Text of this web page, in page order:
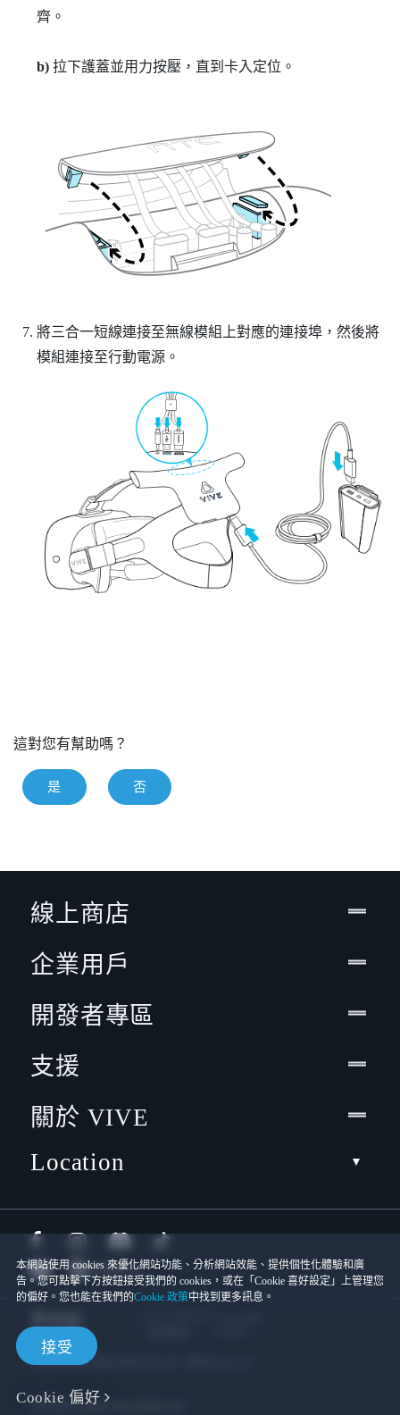
齊。
b)拉下護蓋並用力按壓，直到卡入定位。
將三合一短線連接至無線模組上對應的連接埠，然後將
模組連接至行動電源。
這對您有幫助嗎？
是 否
本網站使用 cookies 來優化網站功能、分析網站效能、提供個性化體驗和廣
告。您可點擊下方按鈕接受我們的 cookies，或在「Cookie 喜好設定」上管理您
的偏好。您也能在我們的Cookie 政策中找到更多訊息。
接受
Cookie 偏好
線上商店
企業用戶
開發者專區
支援
關於 VIVE
Location
宏達國際電子股份有限公司 | 統一編號16003518
隱私聯絡:Global-Privacy@htc.com